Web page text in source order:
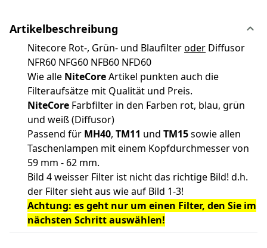
Artikelbeschreibung
Nitecore Rot-, Grün- und Blaufilteroder Diffusor
NFR60 NFG60 NFB60 NFD60
Wie alle NiteCoreArtikel punkten auch die
Filteraufsätze mit Qualität und Preis.
NiteCore Farbfilter in den Farben rot, blau, grün
und weiß (Diffusor)
Passend für MH40, TM11 und TM15sowie allen
Taschenlampen mit einem Kopfdurchmesser von
59 mm - 62 mm.
Bild 4 weisser Filter ist nicht das richtige Bild! d.h.
der Filter sieht aus wie auf Bild 1-3!
Achtung: es geht nur um einen Filter, den Sie im
nächsten Schritt auswählen!